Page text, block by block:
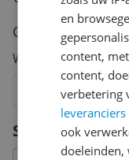
Specificaties
Cijfer
Welk cijfer geef jij
3
2
en
content,
content,
verbetering
ook
doeleinden,